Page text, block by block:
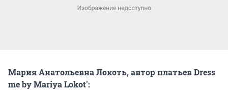
Мария Анатольевна Локоть, автор платьев Dress
me byMariya Lokot':